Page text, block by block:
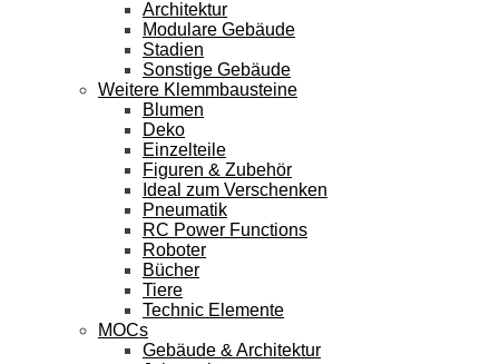
Architektur
Modulare Gebäude
Stadien
Sonstige Gebäude
Weitere Klemmbausteine
Blumen
Deko
Einzelteile
Figuren & Zubehör
Ideal zum Verschenken
Pneumatik
RC Power Functions
Roboter
Bücher
Tiere
Technic Elemente
MOCs
Gebäude & Architektur